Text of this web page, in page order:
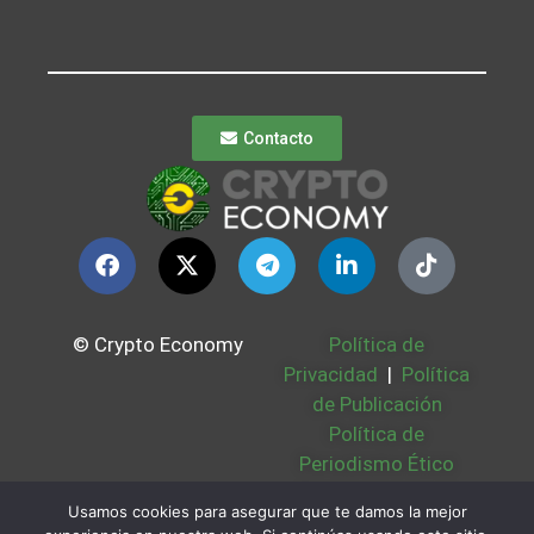
Contacto
© Crypto Economy
Política de
Privacidad | Política
de Publicación
Política de
Periodismo Ético
Bases Legales |
Usamos cookies para asegurar que te damos la mejor